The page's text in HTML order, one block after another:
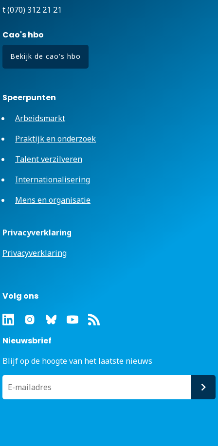
t (070) 312 21 21
Cao's hbo
Bekijk de cao's hbo
Speerpunten
Arbeidsmarkt
Praktijk en onderzoek
Talent verzilveren
Internationalisering
Mens en organisatie
Privacyverklaring
Privacyverklaring
Volg ons
Nieuwsbrief
Blijf op de hoogte van het laatste nieuws